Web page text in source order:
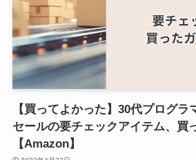
【買ってよかった】30代プログ
セールの要チェックアイテム、買
【Amazon】